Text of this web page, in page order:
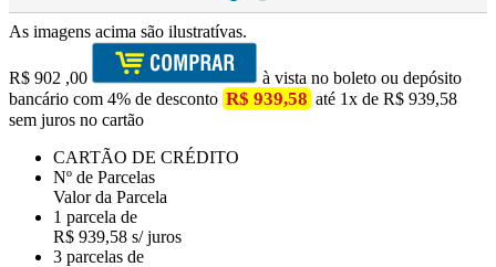
As imagens acima são ilustratívas.
R$ 902 ,00
à vista no boleto ou depósito
bancário com 4% de desconto R$ 939,58 até 1x de R$ 939,58
sem juros no cartão
CARTÃO DE CRÉDITO
Nº de Parcelas
Valor da Parcela
1 parcela de
R$ 939,58 s/ juros
3 parcelas de